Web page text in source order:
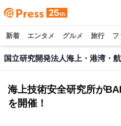
新着 エンタメ グルメ 旅行 フ
海上技術安全研究所が
を開催！